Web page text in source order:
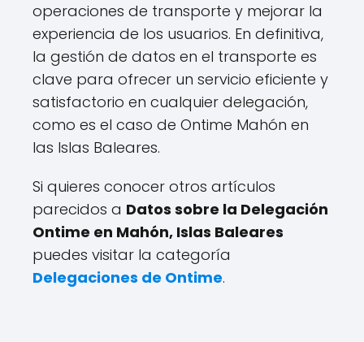
operaciones de transporte y mejorar la
experiencia de los usuarios. En definitiva,
la gestión de datos en el transporte es
clave para ofrecer un servicio eficiente y
satisfactorio en cualquier delegación,
como es el caso de Ontime Mahón en
las Islas Baleares.
Si quieres conocer otros artículos
parecidos a Datos sobre la Delegación
Ontime en Mahón, Islas Baleares
puedes visitar la categoría
Delegaciones de Ontime.